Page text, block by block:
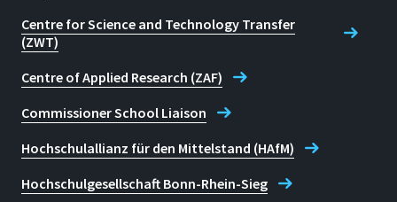
Centre for Science and Technology Transfer
(ZWT)
Centre of Applied Research (ZAF)
Commissioner School Liaison
Hochschulallianz für den Mittelstand (HAfM)
Hochschulgesellschaft Bonn-Rhein-Sieg